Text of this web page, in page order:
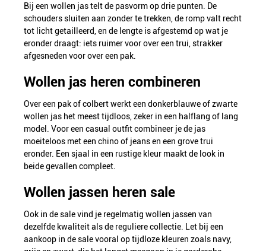
Bij een wollen jas telt de pasvorm op drie punten. De
schouders sluiten aan zonder te trekken, de romp valt recht
tot licht getailleerd, en de lengte is afgestemd op wat je
eronder draagt: iets ruimer voor over een trui, strakker
afgesneden voor over een pak.
Wollen jas heren combineren
Over een pak of colbert werkt een donkerblauwe of zwarte
wollen jas het meest tijdloos, zeker in een halflang of lang
model. Voor een casual outfit combineer je de jas
moeiteloos met een chino of jeans en een grove trui
eronder. Een sjaal in een rustige kleur maakt de look in
beide gevallen compleet.
Wollen jassen heren sale
Ook in de sale vind je regelmatig wollen jassen van
dezelfde kwaliteit als de reguliere collectie. Let bij een
aankoop in de sale vooral op tijdloze kleuren zoals navy,